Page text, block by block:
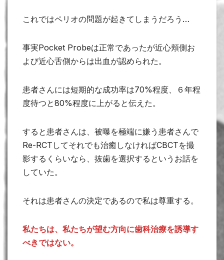
これではペリオの問題が起きてしまうだろう…
事実Pocket Probeは正常であったが近心頬側お
よび近心舌側からは出血が認められた。
患者さんには短期的な成功率は70%程度、６年程
度待つと80%程度に上がると伝えた。
すると患者さんは、被曝を極端に嫌う患者さんで
Re-RCTしてそれでも治癒しなければCBCTを撮
影するくらいなら、抜歯を選択するというお話を
していた。
それは患者さんの決定であるので私は尊重する。
私たちは、私たちが望む方向に歯科治療を誘導す
べきではない。